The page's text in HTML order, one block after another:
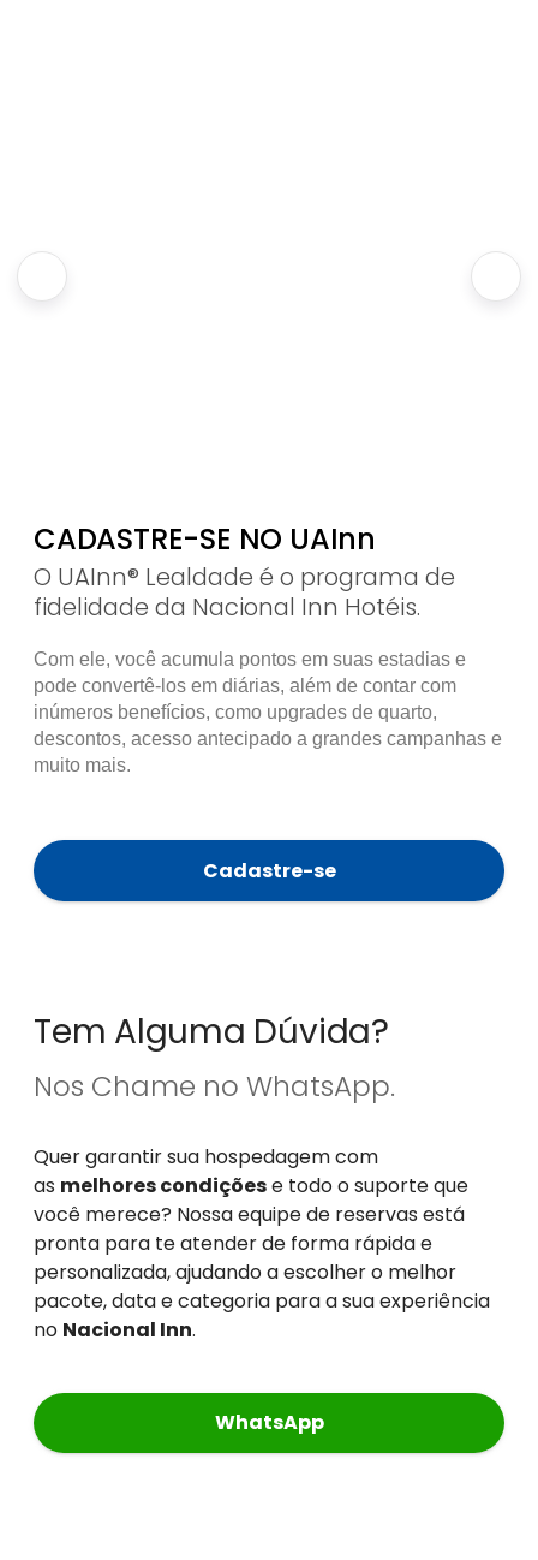
CADASTRE-SE NO UAInn
O UAInn® Lealdade é o programa de
fidelidade da Nacional Inn Hotéis.
Com ele, você acumula pontos em suas estadias e
pode convertê-los em diárias, além de contar com
inúmeros benefícios, como upgrades de quarto,
descontos, acesso antecipado a grandes campanhas e
muito mais.
Cadastre-se
Tem Alguma Dúvida?
Nos Chame no WhatsApp.
Quer garantir sua hospedagem com
as melhores condiçõese todo o suporte que
você merece? Nossa equipe de reservas está
pronta para te atender de forma rápida e
personalizada, ajudando a escolher o melhor
pacote, data e categoria para a sua experiência
no Nacional Inn.
WhatsApp